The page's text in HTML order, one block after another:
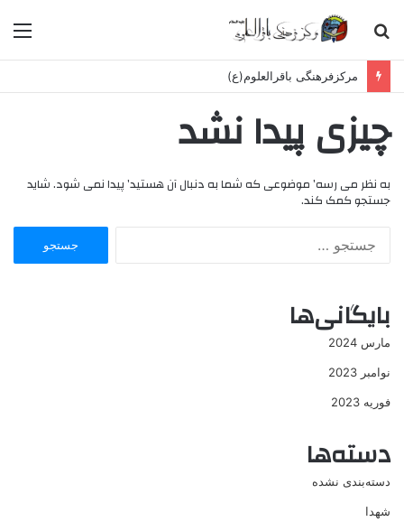
جستجو
برای
مرکزفرهنگی باقرالعلوم(ع)
چیزی پیدا نشد
به نظر می رسه’ موضوعی که شما به دنبال آن هستید’ پیدا نمی شود. شاید
جستجو کمک کند.
بایگانی‌ها
مارس 2024
نوامبر 2023
فوریه 2023
دسته‌ها
دسته‌بندی نشده
شهدا